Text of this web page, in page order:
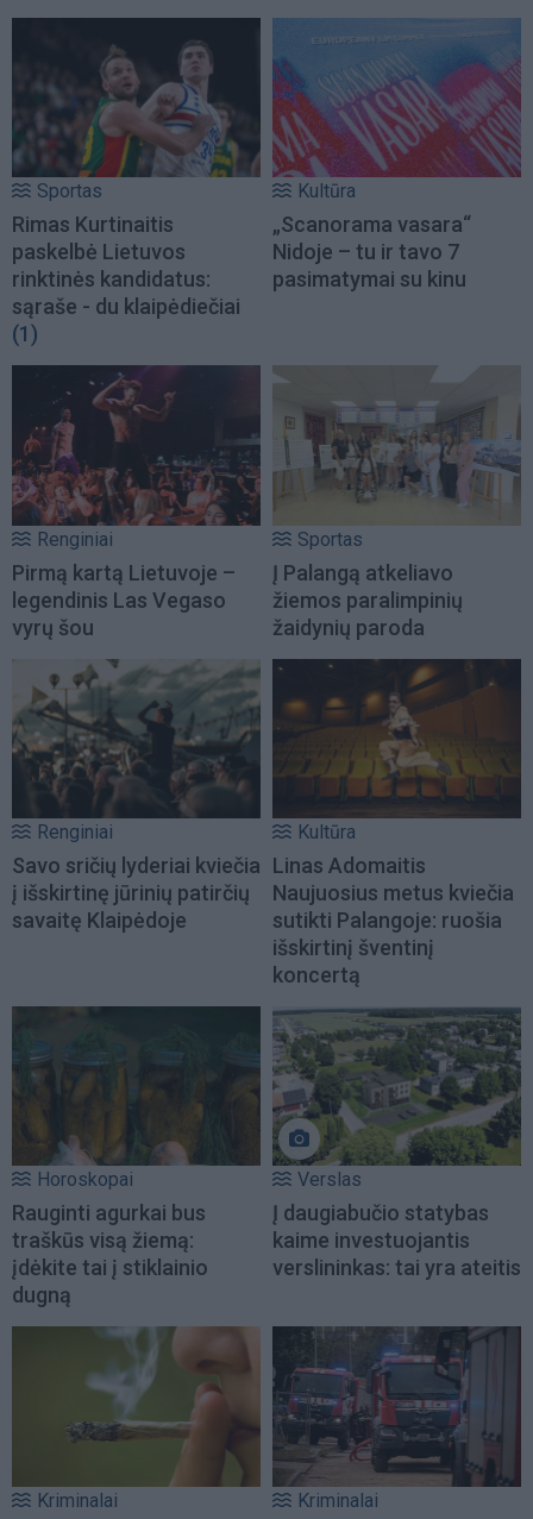
Sportas
Rimas Kurtinaitis
paskelbė Lietuvos
rinktinės kandidatus:
sąraše - du klaipėdiečiai
(1)
Kultūra
„Scanorama vasara“
Nidoje – tu ir tavo 7
pasimatymai su kinu
Renginiai
Pirmą kartą Lietuvoje –
legendinis Las Vegaso
vyrų šou
Sportas
Į Palangą atkeliavo
žiemos paralimpinių
žaidynių paroda
Renginiai
Savo sričių lyderiai kviečia
į išskirtinę jūrinių patirčių
savaitę Klaipėdoje
Kultūra
Linas Adomaitis
Naujuosius metus kviečia
sutikti Palangoje: ruošia
išskirtinį šventinį
koncertą
Horoskopai
Rauginti agurkai bus
traškūs visą žiemą:
įdėkite tai į stiklainio
dugną
Verslas
Į daugiabučio statybas
kaime investuojantis
verslininkas: tai yra ateitis
Kriminalai Kriminalai